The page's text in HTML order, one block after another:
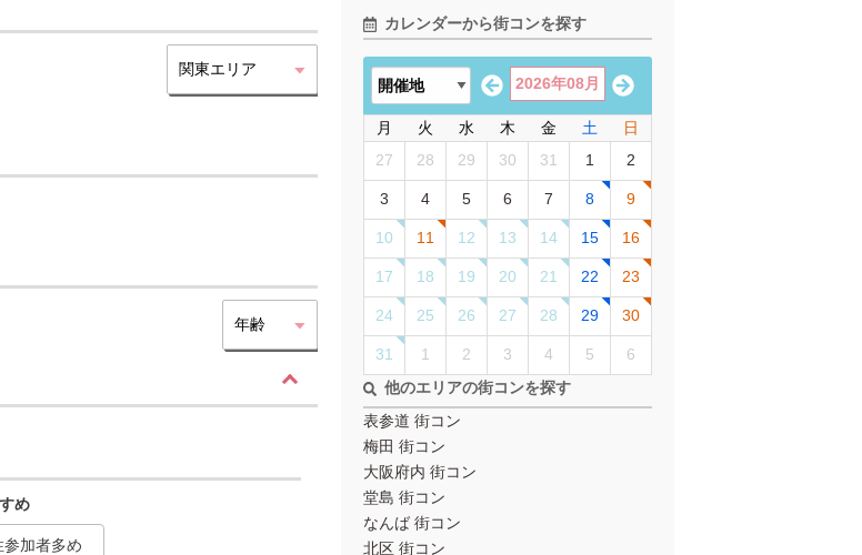
め
参加者多め
カレンダーから街コンを探す
2026年08月
月 火 水 木 金 土
日
27
28 29 30 31 1 2
3 4 5 6 7 8 9
10 11 12 13 14 15 16
17 18 19 20 21 22 23
24 25 26 27 28 29 30
31 1 2 3 4 5
6
他のエリアの街コンを探す
表参道 街コン
梅田 街コン
大阪府内 街コン
堂島 街コン
なんば 街コン
北区 街コン